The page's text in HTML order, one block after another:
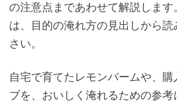
の注意点まであわせて解説しま
は、目的の淹れ方の見出しから
さい。
自宅で育てたレモンバームや、
ブを、おいしく淹れるための参考